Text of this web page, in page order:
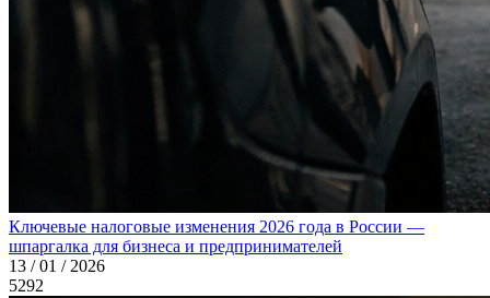
Ключевые налоговые изменения 2026 года в России —
шпаргалка для бизнеса и предпринимателей
13 / 01 / 2026
5292